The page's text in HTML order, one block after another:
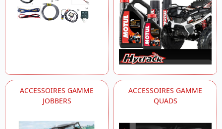
ACCESSOIRES GAMME
JOBBERS
ACCESSOIRES GAMME
QUADS